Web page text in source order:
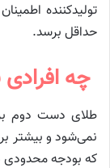
تولیدکننده
حداقل برسد.
چه
طلای دست دوم
نمی‌شود و بیشتر
که بودجه محدودی